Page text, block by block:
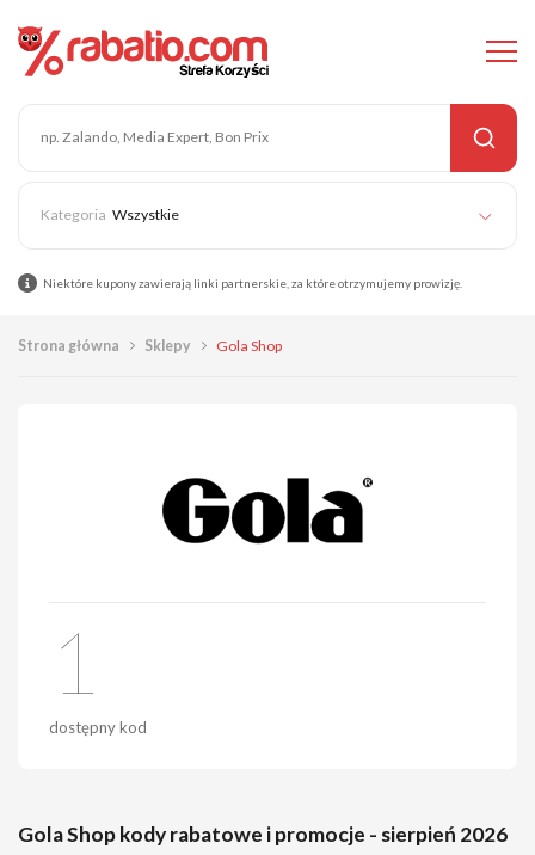
Wszystkie
Niektóre kupony zawierają linki partnerskie, za które otrzymujemy prowizję.
Strona główna Sklepy Gola Shop
1
dostępny kod
Gola Shop kody rabatowe i promocje - sierpień 2026